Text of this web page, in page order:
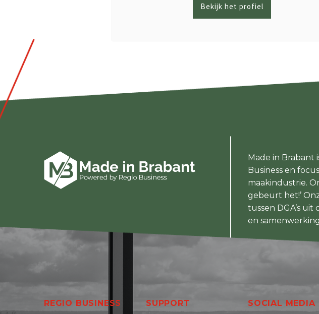
Made in Brabant
Business en
maakindustrie.
gebeurt het!’
tussen DGA’s
en
REGIO BUSINESS SUPPORT SOCIAL MEDIA